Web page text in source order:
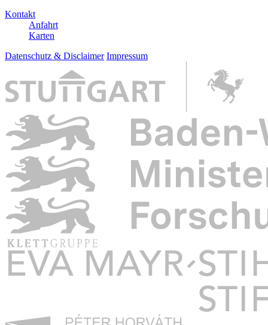
Kontakt
Anfahrt
Karten
Datenschutz & Disclaimer Impressum